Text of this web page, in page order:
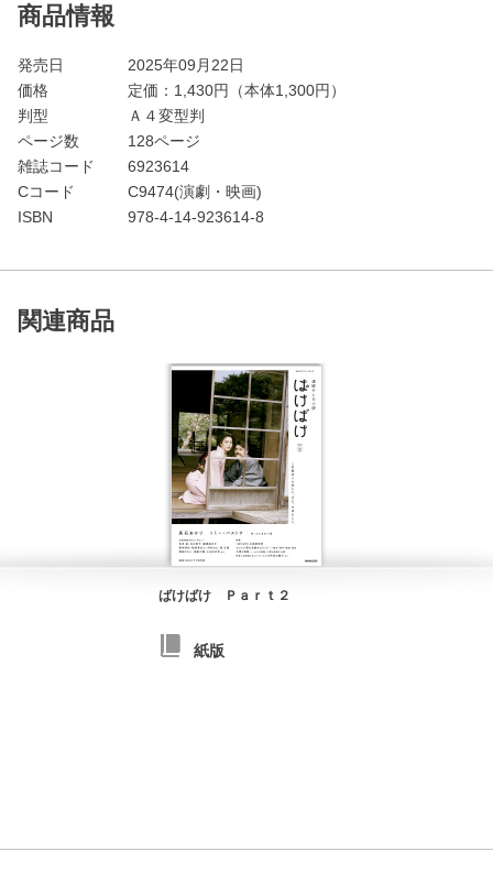
商品情報
発売日
2025年09月22日
価格
定価： 1,430円（本体1,300円）
判型
Ａ４変型判
ページ数
128ページ
雑誌コード
6923614
Cコード
C9474(演劇・映画)
ISBN
978-4-14-923614-8
関連商品
ばけばけ Ｐａｒｔ２
紙版